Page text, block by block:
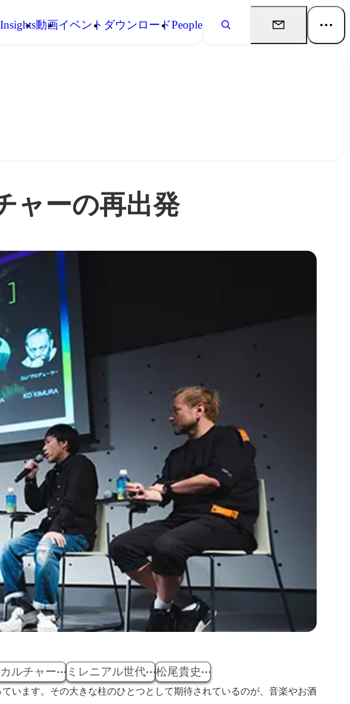
Insights動画イベント ダウンロードPeople
ャーの再出発
ルチャー ミレニアル世代 松尾貴史
います。その大きな柱のひとつとして期待されているのが、音楽やお酒